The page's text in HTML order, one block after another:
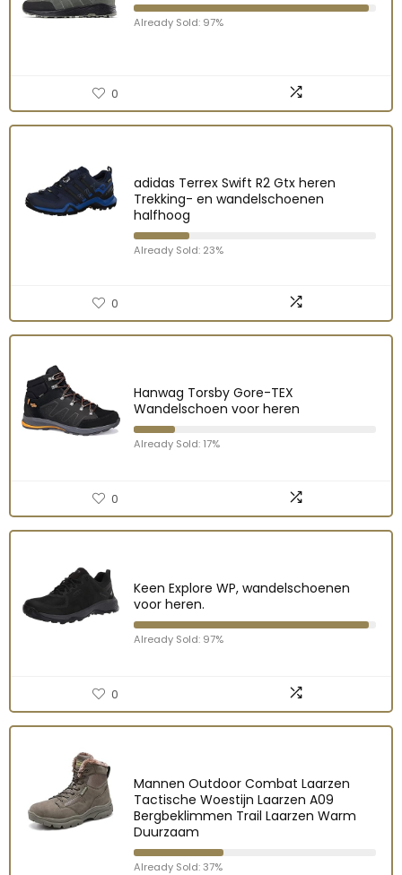
Already Sold: 97%
0
adidas Terrex Swift R2 Gtx heren
Trekking- en wandelschoenen
halfhoog
Already Sold: 23%
0
Hanwag Torsby Gore-TEX
Wandelschoen voor heren
Already Sold: 17%
0
Keen Explore WP, wandelschoenen
voor heren.
Already Sold: 97%
0
Mannen Outdoor Combat Laarzen
Tactische Woestijn Laarzen A09
Bergbeklimmen Trail Laarzen Warm
Duurzaam
Already Sold: 37%